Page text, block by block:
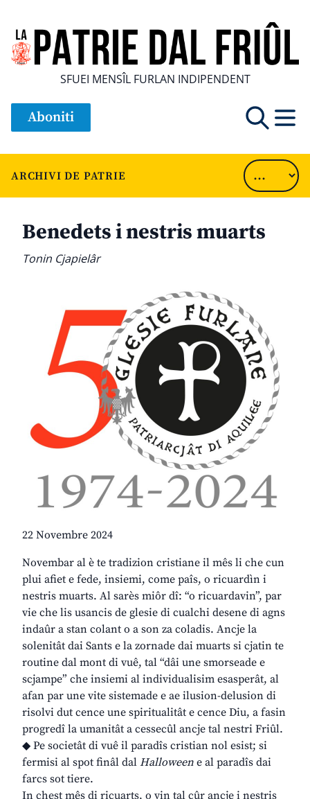
SFUEI MENSÎL FURLAN INDIPENDENT
Aboniti
ARCHIVI DE PATRIE
Benedets i nestris muarts
Tonin Cjapielâr
22 Novembre 2024
Novembar al è te tradizion cristiane il mês li che cun
plui afiet e fede, insiemi, come paîs, o ricuardìn i
nestris muarts. Al sarès miôr dî: “o ricuardavin”, par
vie che lis usancis de glesie di cualchi desene di agns
indaûr a stan colant o a son za coladis. Ancje la
solenitât dai Sants e la zornade dai muarts si cjatin te
routine dal mont di vuê, tal “dâi une smorseade e
scjampe” che insiemi al individualisim esasperât, al
afan par une vite sistemade e ae ilusion-delusion di
risolvi dut cence une spiritualitât e cence Diu, a fasin
progredî la umanitât a cessecûl ancje tal nestri Friûl.
◆ Pe societât di vuê il paradîs cristian nol esist; si
fermisi al spot finâl dal Halloween e al paradîs dai
farcs sot tiere.
In chest mês di ricuarts, o vin tal cûr ancje i nestris